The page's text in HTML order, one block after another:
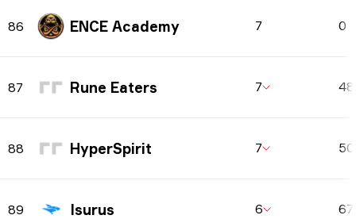
86 ENCE Academy 7 0
87 Rune Eaters 7
88 HyperSpirit 7
89 Isurus 6